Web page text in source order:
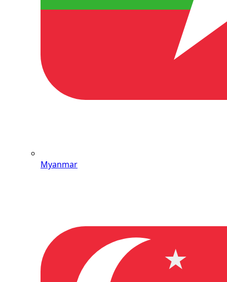
Myanmar